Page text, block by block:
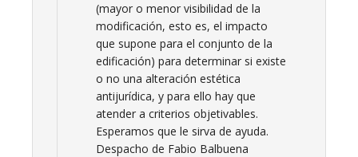
(mayor o menor visibilidad de la
modificación, esto es, el impacto
que supone para el conjunto de la
edificación) para determinar si existe
o no una alteración estética
antijurídica, y para ello hay que
atender a criterios objetivables.
Esperamos que le sirva de ayuda.
Despacho de Fabio Balbuena